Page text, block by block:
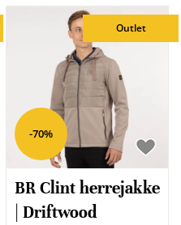
-70%
BR Clint herrejakke
| Driftwood
Outlet